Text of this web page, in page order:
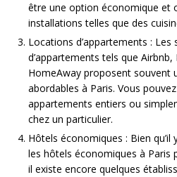
être une option économique et
installations telles que des
Locations d’appartements :
d’appartements tels que
HomeAway proposent souvent
abordables à Paris. Vous
appartements entiers ou
chez un particulier.
Hôtels économiques : Bien
les hôtels économiques à Paris
il existe encore quelques